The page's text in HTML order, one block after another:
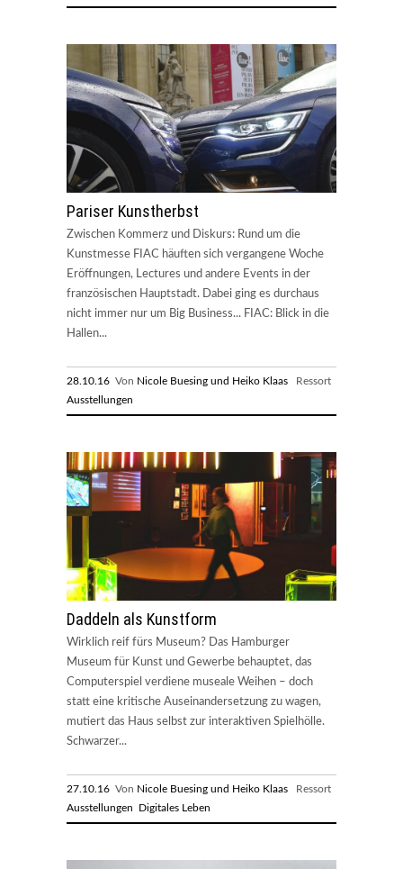
Pariser Kunstherbst
Zwischen Kommerz und Diskurs: Rund um die
Kunstmesse FIAC häuften sich vergangene Woche
Eröffnungen, Lectures und andere Events in der
französischen Hauptstadt. Dabei ging es durchaus
nicht immer nur um Big Business... FIAC: Blick in die
Hallen...
28.10.16 Von Nicole Buesing und Heiko Klaas Ressort
Ausstellungen
Daddeln als Kunstform
Wirklich reif fürs Museum? Das Hamburger
Museum für Kunst und Gewerbe behauptet, das
Computerspiel verdiene museale Weihen – doch
statt eine kritische Auseinandersetzung zu wagen,
mutiert das Haus selbst zur interaktiven Spielhölle.
Schwarzer...
27.10.16 Von Nicole Buesing und Heiko Klaas Ressort
Ausstellungen
Digitales Leben